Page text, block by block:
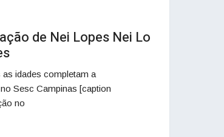
de Nei Lopes Nei Lo
idades completam a
Sesc Campinas [caption
no